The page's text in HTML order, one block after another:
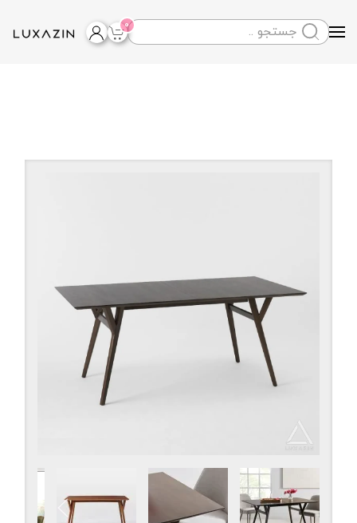
Skip to main content
0